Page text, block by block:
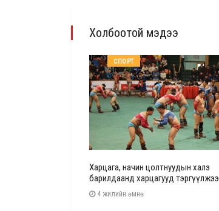
Холбоотой мэдээ
СПОРТ
Харцага, начин цолтнуудын халз
барилдаанд харцагууд тэргүүлжээ
4 жилийн өмнө